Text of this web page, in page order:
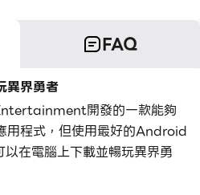
FAQ
異界勇者
開發的一款能夠
用程式，但使用最好的Android
在電腦上下載並暢玩異界勇